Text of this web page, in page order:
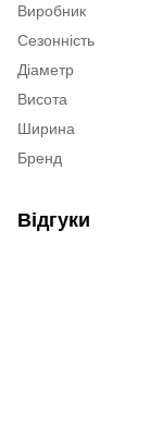
Виробник
Сезонність
Діаметр
Висота
Ширина
Бренд
Відгуки